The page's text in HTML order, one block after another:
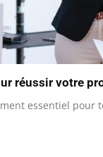
réussir votre
essentiel pour